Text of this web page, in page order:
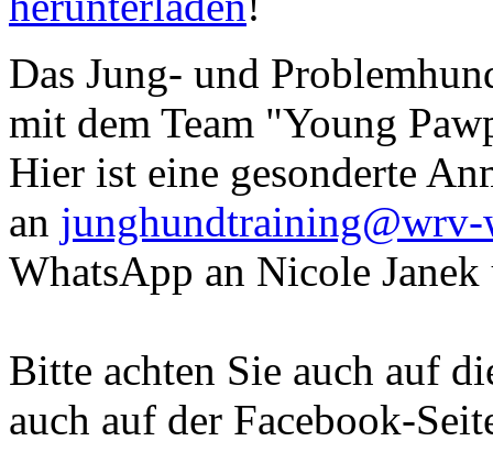
Das Jung- und
mit dem Team "Young
Hier ist eine gesonderte
an junghundtraining@wrv-
WhatsApp an Nicole
Bitte achten Sie auch auf
auch auf der Facebook-